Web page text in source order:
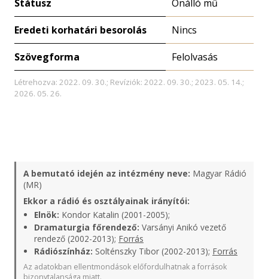
Státusz Önálló mű
Eredeti korhatári besorolás Nincs
Szövegforma Felolvasás
Létrehozva: 2022. 09. 30.; Revíziók: 2022. 09. 30.; 2023. 05. 14.;
2026. 05. 26.
A bemutató idején az intézmény neve: Magyar Rádió
(MR)
Ekkor a rádió és osztályainak irányítói:
Elnök: Kondor Katalin (2001-2005);
Dramaturgia főrendező: Varsányi Anikó vezető
rendező (2002-2013); Forrás
Rádiószínház: Solténszky Tibor (2002-2013); Forrás
Az adatokban ellentmondások előfordulhatnak a források
bizonytalansága miatt.